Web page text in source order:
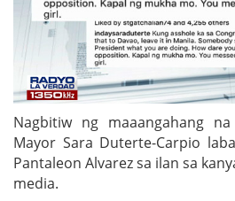
Nagbitiw ng maaangahang
Mayor Sara Duterte-Carpio
Pantaleon Alvarez sa ilan sa
media.